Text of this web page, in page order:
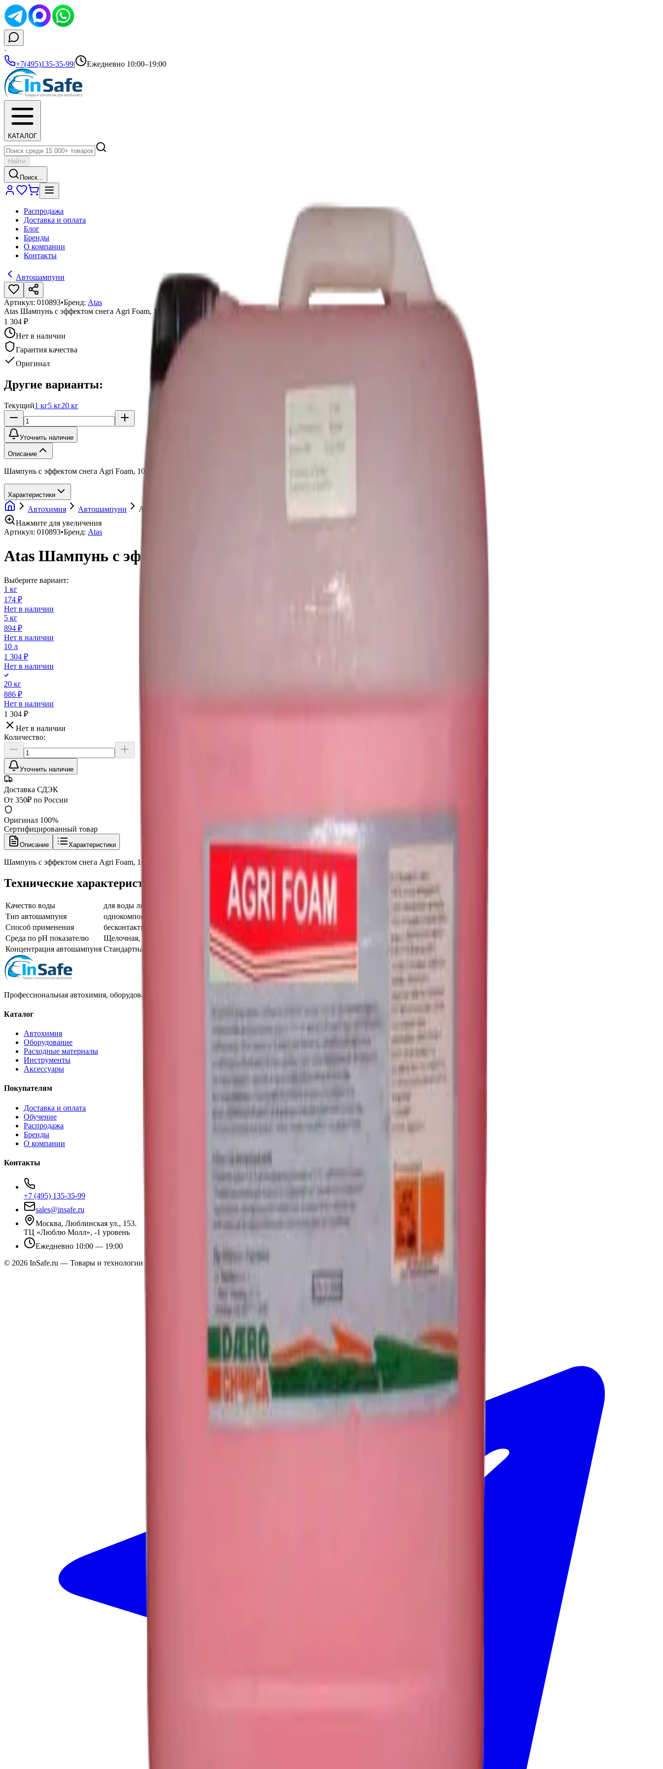
·
+7(495)135-35-99| Ежедневно 10:00–19:00
КАТАЛОГ
Найти
Поиск...
Распродажа
Доставка и оплата
Блог
Бренды
О компании
Контакты
Автошампуни
Артикул: 010893•Бренд: Atas
Atas Шампунь с эффектом снега Agri Foam, 10 кг
1 304 ₽
Нет в наличии
Гарантия качества
Оригинал
Другие варианты:
Текущий1 кг5 кг20 кг
Уточнить наличие
Описание
Шампунь с эффектом снега Agri Foam, 10 кг, Atas
Характеристики
Автохимия Автошампуни
Atas Шампунь с эффектом снега Agri Foam, 10 кг
Нажмите для увеличения
Артикул: 010893•Бренд: Atas
Atas Шампунь с эффектом снега Agri Foam, 10 кг
Выберите вариант:
1 кг
174 ₽
Нет в наличии
5 кг
894 ₽
Нет в наличии
10 л
1 304 ₽
Нет в наличии
20 кг
886 ₽
Нет в наличии
1 304 ₽
Нет в наличии
Количество:
Уточнить наличие
Доставка СДЭК
От 350₽ по России
Оригинал 100%
Сертифицированный товар
Описание Характеристики
Шампунь с эффектом снега Agri Foam, 10 кг, Atas
Технические характеристики
Качество воды
для воды любого качества
Тип автошампуня
однокомпонентный
Способ применения
бесконтактный шампунь
Среда по pH показателю
Щелочная, pH>7
Концентрация автошампуня Стандартная
Профессиональная автохимия, оборудование и расходные материалы для детейлинга.
Каталог
Автохимия
Оборудование
Расходные материалы
Инструменты
Аксессуары
Покупателям
Доставка и оплата
Обучение
Распродажа
Бренды
О компании
Контакты
+7 (495) 135-35-99
sales@insafe.ru
Москва, Люблинская ул., 153.
ТЦ «Люблю Молл», -1 уровень
Ежедневно 10:00 — 19:00
© 2026 InSafe.ru — Товары и технологии для автобизнеса